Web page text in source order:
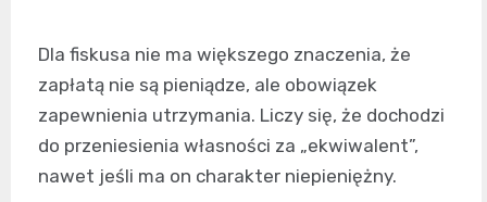
Dla fiskusa nie ma większego znaczenia, że
zapłatą nie są pieniądze, ale obowiązek
zapewnienia utrzymania. Liczy się, że dochodzi
do przeniesienia własności za „ekwiwalent”,
nawet jeśli ma on charakter niepieniężny.